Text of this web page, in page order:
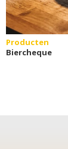
Producten
Biercheque